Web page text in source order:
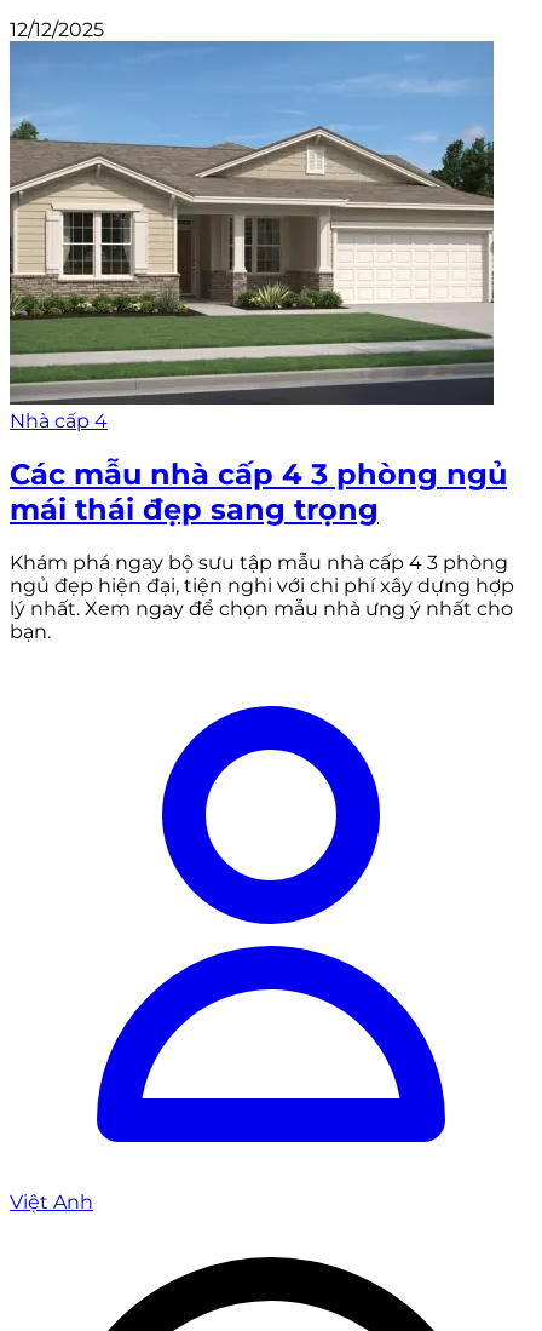
12/12/2025
Nhà cấp 4
Các mẫu nhà cấp 4 3 phòng ngủ
mái thái đẹp sang trọng
Khám phá ngay bộ sưu tập mẫu nhà cấp 4 3 phòng
ngủ đẹp hiện đại, tiện nghi với chi phí xây dựng hợp
lý nhất. Xem ngay để chọn mẫu nhà ưng ý nhất cho
bạn.
Việt Anh